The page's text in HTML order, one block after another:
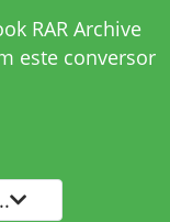
RAR Archive
este conversor